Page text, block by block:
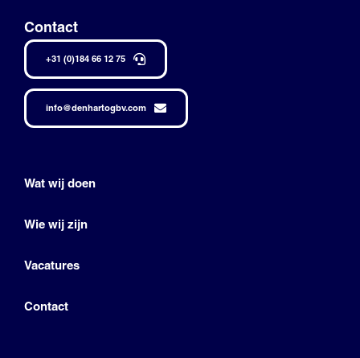
Contact
+31 (0)184 66 12 75
info@denhartogbv.com
Wat wij doen
Wie wij zijn
Vacatures
Contact